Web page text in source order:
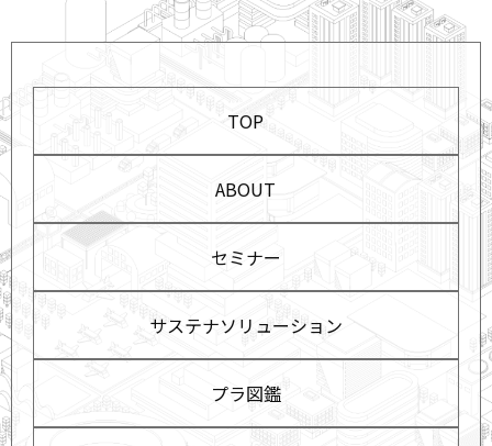
TOP
ABOUT
セミナー
サステナソリューション
プラ図鑑